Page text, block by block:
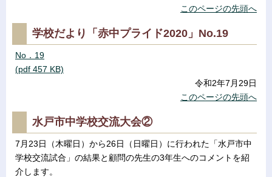
このページの先頭へ
学校だより「赤中プライド2020」No.19
No．19
(pdf 457 KB)
令和2年7月29日
このページの先頭へ
水戸市中学校交流大会②
7月23日（木曜日）から26日（日曜日）に行われた「水戸市中
学校交流試合」の結果と顧問の先生の3年生へのコメントを紹
介します。